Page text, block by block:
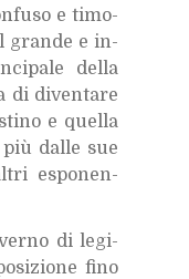
e ti­mo­
gran­de e in­
del­la
di di­ven­ta­re
e quel­la
dal­le sue
espo­nen­
di le­gi­
fino